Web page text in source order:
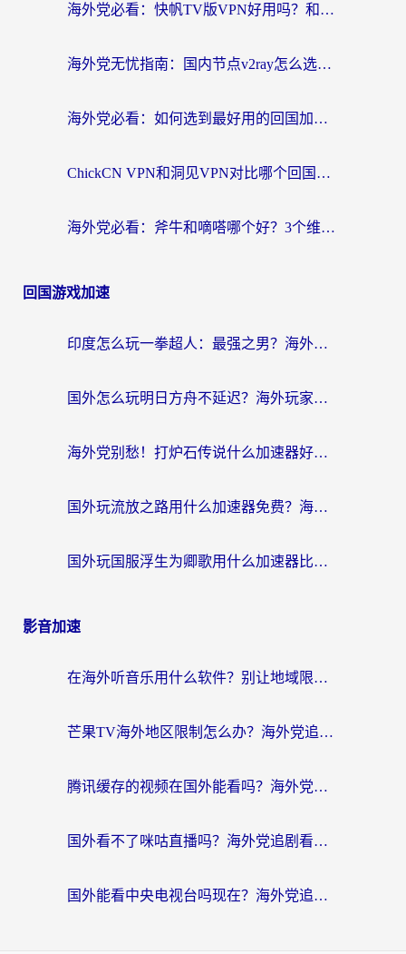
海外党必看：快帆TV版VPN好用吗？和快游VPN对比哪个回国效果更好？附实用避坑指南
海外党无忧指南：国内节点v2ray怎么选？一键回国VPN+多场景实测帮你避坑
海外党必看：如何选到最好用的回国加速器？从节点到售后的全维度指南
ChickCN VPN和洞见VPN对比哪个回国效果更好？海外党亲测3款加速器+避坑指南
海外党必看：斧牛和嘀嗒哪个好？3个维度教你选对回国加速器
回国游戏加速
印度怎么玩一拳超人：最强之男？海外党国服游戏加速避坑指南
国外怎么玩明日方舟不延迟？海外玩家国服游戏加速终极指南（附DNF梦幻诛仙解决方案）
海外党别愁！打炉石传说什么加速器好用？3个实用技巧解决国服游戏卡顿
国外玩流放之路用什么加速器免费？海外党亲测有效的国服游戏加速指南
国外玩国服浮生为卿歌用什么加速器比较好？海外党亲测不踩坑指南
影音加速
在海外听音乐用什么软件？别让地域限制断了你的华语歌单
芒果TV海外地区限制怎么办？海外党追剧看片的实用加速器选择指南
腾讯缓存的视频在国外能看吗？海外党追剧看片的终极解决方案
国外看不了咪咕直播吗？海外党追剧看片的加速器选择指南
国外能看中央电视台吗现在？海外党追剧看央视的实用指南